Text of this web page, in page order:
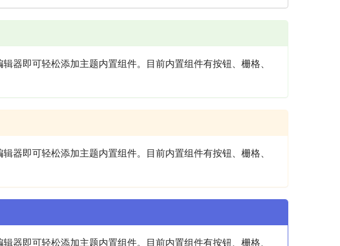
器即可轻松添加主题内置组件。目前内置组件有按钮、栅格、
器即可轻松添加主题内置组件。目前内置组件有按钮、栅格、
器即可轻松添加主题内置组件。目前内置组件有按钮、栅格、